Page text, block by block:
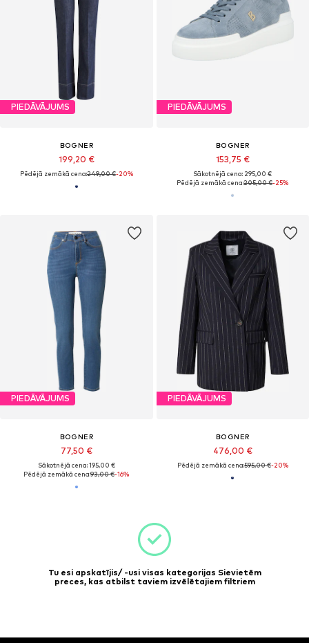
PIEDĀVĀJUMS
BOGNER
199,20 €
Pēdējā zemākā cena:249,00 €-20%
PIEDĀVĀJUMS
BOGNER
153,75 €
Sākotnējā cena: 295,00 €
Pēdējā zemākā cena:205,00 €-25%
PIEDĀVĀJUMS
BOGNER
77,50 €
Sākotnējā cena: 195,00 €
Pēdējā zemākā cena:93,00 €-16%
PIEDĀVĀJUMS
BOGNER
476,00 €
Pēdējā zemākā cena:595,00 €-20%
Tu esi apskatījis/ -usi visas kategorijas Sievietēm
preces, kas atbilst taviem izvēlētajiem filtriem